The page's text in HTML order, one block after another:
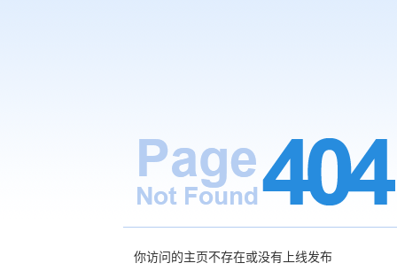
你访问的主页不存在或没有上线发布